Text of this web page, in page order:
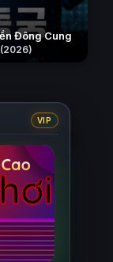
Đông Cung
(2026)